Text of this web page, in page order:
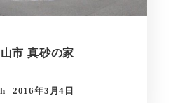
市 真砂の家
2016年3月4日